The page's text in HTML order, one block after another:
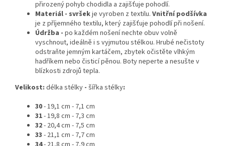
přirozený pohyb chodidla a zajišťuje pohodlí.
Materiál - svršekje vyroben z textilu. Vnitřní podšívka
je z příjemného textilu, který zajišťuje pohodlí při nošení.
Údržba - po každém nošení nechte obuv volně
vyschnout, ideálně i s vyjmutou stélkou. Hrubé nečistoty
odstraňte jemným kartáčem, zbytek očistěte vlhkým
hadříkem nebo čisticí pěnou. Boty neperte a nesušte v
blízkosti zdrojů tepla.
Velikost: délka stélky - šířka stélky:
30- 19,1 cm - 7,1 cm
31- 19,8 cm - 7,3 cm
32- 20,4 cm - 7,5 cm
33 - 21,1 cm - 7,7 cm